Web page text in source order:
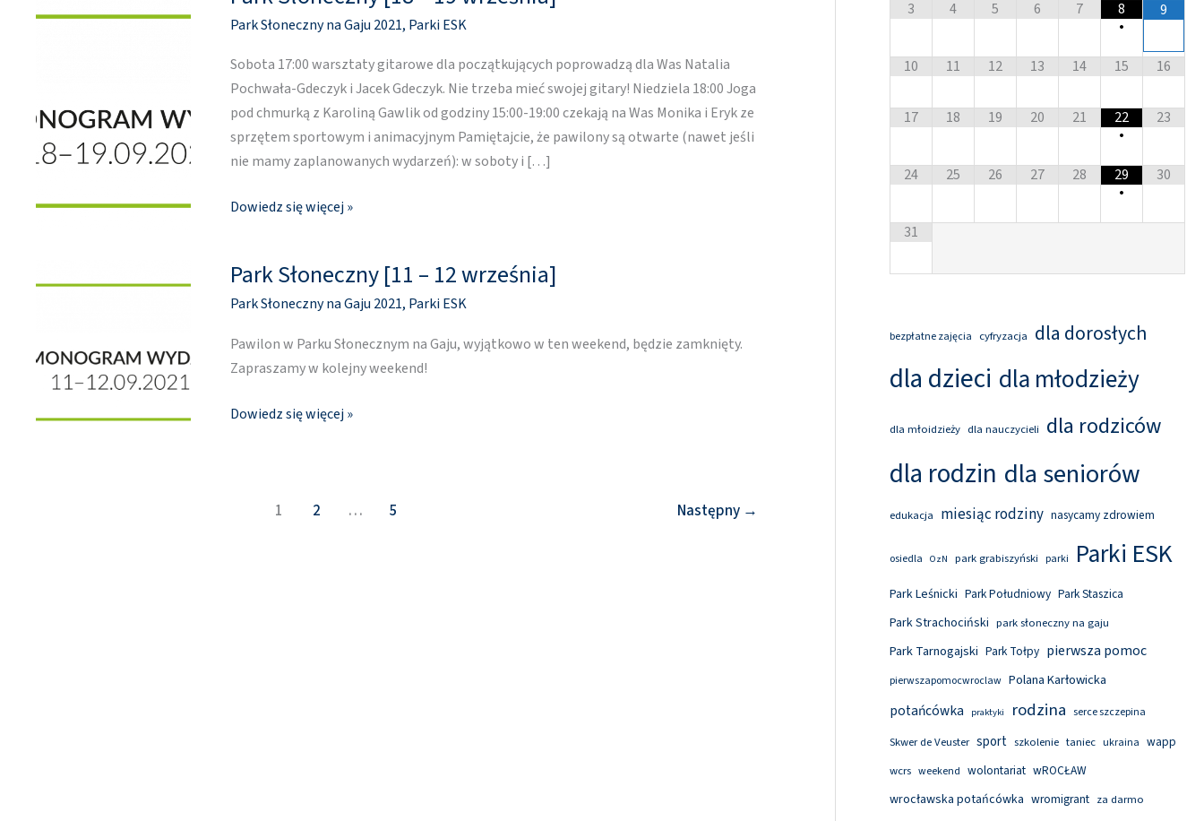
Park Słoneczny na Gaju 2021, Parki ESK
Sobota 17:00 warsztaty gitarowe dla początkujących poprowadzą dla Was Natalia
Pochwała-Gdeczyk i Jacek Gdeczyk. Nie trzeba mieć swojej gitary! Niedziela 18:00 Joga
pod chmurką z Karoliną Gawlik od godziny 15:00-19:00 czekają na Was Monika i Eryk ze
sprzętem sportowym i animacyjnym Pamiętajcie, że pawilony są otwarte (nawet jeśli
nie mamy zaplanowanych wydarzeń): w soboty i […]
Słoneczny
–
19
września]
Dowiedz się więcej »
Park Słoneczny [11 – 12 września]
Park Słoneczny na Gaju 2021, Parki ESK
Pawilon w Parku Słonecznym na Gaju, wyjątkowo w ten weekend, będzie zamknięty.
Zapraszamy w kolejny weekend!
Park
Słoneczny
–
12
Dowiedz się więcej »
1 2 … 5 Następny →
3 4 5 6 7
8
•
9
10 11 12 13 14 15 16
17 18 19 20 21
22
•
23
24 25 26 27 28
29
•
30
31
bezpłatne zajęcia cyfryzacja dla dorosłych
dla dzieci dla młodzieży
dla młoidzieży dla nauczycieli dla rodziców
dla rodzin dla seniorów
edukacja miesiąc rodziny nasycamy zdrowiem
osiedla OzN park grabiszyński parki Parki ESK
Park Leśnicki Park Południowy Park Staszica
Park Strachociński park słoneczny na gaju
Park Tarnogajski Park Tołpy pierwsza pomoc
pierwszapomocwroclaw Polana Karłowicka
potańcówka praktyki rodzina serce szczepina
Skwer de Veuster sport szkolenie taniec ukraina wapp
wcrs weekend wolontariat wROCŁAW
wrocławska potańcówka wromigrant za darmo